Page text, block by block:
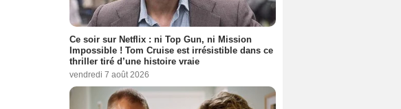
Ce soir sur Netflix : ni Top Gun, ni Mission
Impossible ! Tom Cruise est irrésistible dans ce
thriller tiré d’une histoire vraie
vendredi 7 août 2026